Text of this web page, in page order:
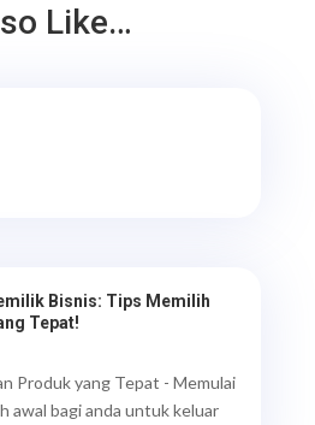
Like…
Bisnis: Tips Memilih
Tepat!
Produk yang Tepat - Memulai
awal bagi anda untuk keluar